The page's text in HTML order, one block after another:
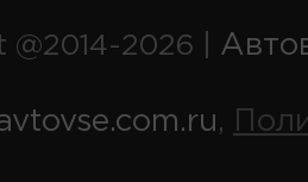
@2014-2026 |
,